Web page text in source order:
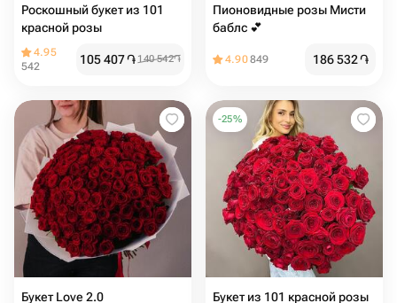
Роскошный букет из 101
красной розы
4.95
542
105 407֏ 140 542֏
Пионовидные розы Мисти
баблс 💕
4.90849 186 532֏
Букет Love 2.0
-25%
Букет из 101 красной розы